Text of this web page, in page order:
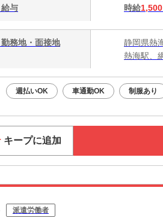
給与 時給1,500
勤務地・面接地
静岡県熱
熱海駅、
週払いOK 車通勤OK 制服あり
キープに追加
派遣労働者